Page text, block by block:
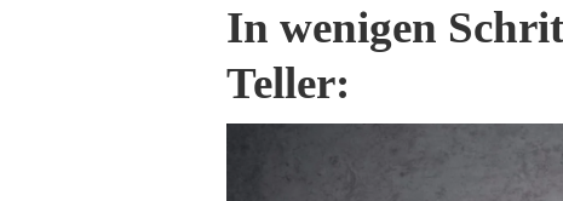
In wenigen
Teller: